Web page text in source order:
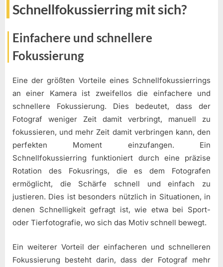
Schnellfokussierring mit sich?
Einfachere und schnellere
Fokussierung
Eine der größten Vorteile eines Schnellfokussierrings
an einer Kamera ist zweifellos die einfachere und
schnellere Fokussierung. Dies bedeutet, dass der
Fotograf weniger Zeit damit verbringt, manuell zu
fokussieren, und mehr Zeit damit verbringen kann, den
perfekten Moment einzufangen. Ein
Schnellfokussierring funktioniert durch eine präzise
Rotation des Fokusrings, die es dem Fotografen
ermöglicht, die Schärfe schnell und einfach zu
justieren. Dies ist besonders nützlich in Situationen, in
denen Schnelligkeit gefragt ist, wie etwa bei Sport-
oder Tierfotografie, wo sich das Motiv schnell bewegt.
Ein weiterer Vorteil der einfacheren und schnelleren
Fokussierung besteht darin, dass der Fotograf mehr